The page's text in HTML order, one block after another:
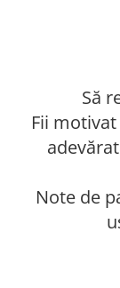
ÎNGRIJIREA
Să
Fii
Note de